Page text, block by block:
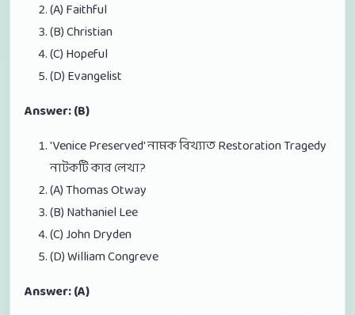
(A) Faithful
(B) Christian
(C) Hopeful
(D) Evangelist
Answer: (B)
'Venice Preserved' নামক বিখ্যাত Restoration Tragedy
নাটকটি কার লেখা?
(A) Thomas Otway
(B) Nathaniel Lee
(C) John Dryden
(D) William Congreve
Answer: (A)